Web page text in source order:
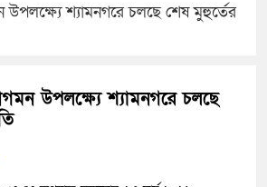
শ্যামনগরে চলছে শেষ মুহুর্তের
উপলক্ষ্যে শ্যামনগরে চলছে